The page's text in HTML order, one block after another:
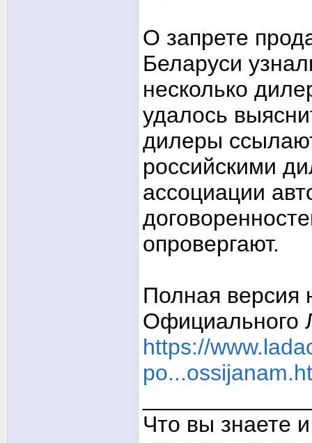
О запрете
Беларуси
несколько
удалось
дилеры
российскими
ассоциации
опровергают.
Полная версия
Официального
https://
Что вы знаете